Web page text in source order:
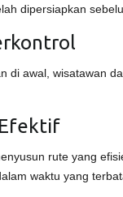
dipersiapkan
di awal, wisatawan
rute yang
waktu yang